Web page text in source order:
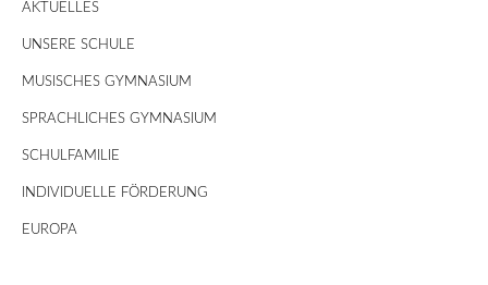
AKTUELLES
UNSERE SCHULE
MUSISCHES GYMNASIUM
SPRACHLICHES GYMNASIUM
SCHULFAMILIE
INDIVIDUELLE FÖRDERUNG
EUROPA